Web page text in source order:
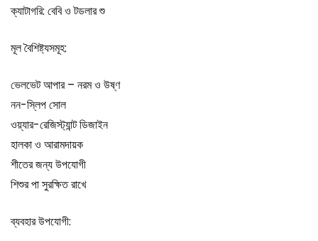
ক্যাটাগরি: বেবি ও টডলার শু
মূল বৈশিষ্ট্যসমূহ:
ভেলভেট আপার – নরম ও উষ্ণ
নন-স্লিপ সোল
ওয়্যার-রেজিস্ট্যান্ট ডিজাইন
হালকা ও আরামদায়ক
শীতের জন্য উপযোগী
শিশুর পা সুরক্ষিত রাখে
ব্যবহার উপযোগী: